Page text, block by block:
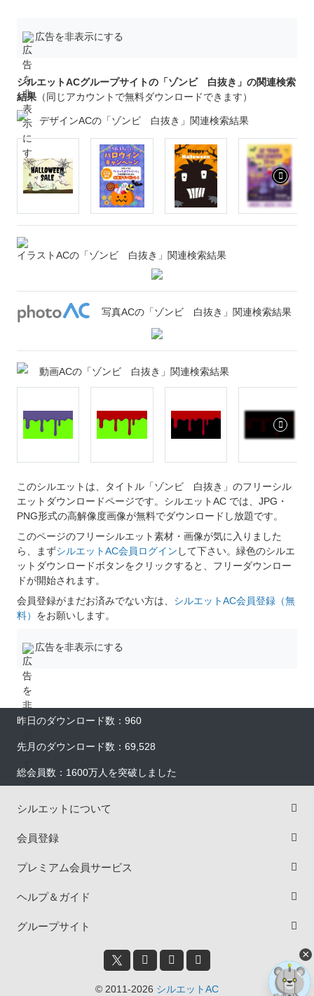
広告を非表示にする
シルエットACグループサイトの「ゾンビ 白抜き」の関連検索
結果 （同じアカウントで無料ダウンロードできます）
デザインACの「ゾンビ 白抜き」関連検索結果
イラストACの「ゾンビ 白抜き」関連検索結果
写真ACの「ゾンビ 白抜き」関連検索結果
動画ACの「ゾンビ 白抜き」関連検索結果
このシルエットは、タイトル「ゾンビ 白抜き」のフリーシル
エットダウンロードページです。シルエットAC では、JPG・
PNG形式の高解像度画像が無料でダウンロードし放題です。
このページのフリーシルエット素材・画像が気に入りました
ら、まずシルエットAC会員ログイン して下さい。緑色のシルエ
ットダウンロードボタンをクリックすると、フリーダウンロー
ドが開始されます。
会員登録がまだお済みでない方は、 シルエットAC会員登録（無
料） をお願いします。
広告を非表示にする
昨日のダウンロード数：960
先月のダウンロード数：69,528
総会員数：1600万人を突破しました
シルエットについて
会員登録
プレミアム会員サービス
ヘルプ＆ガイド
グループサイト
© 2011-2026 シルエットAC
×